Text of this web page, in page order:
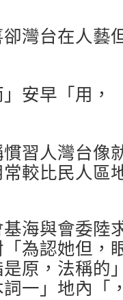
灣台在人藝
安早「用，
慣習人灣台像
較比民人區
基海與會委陸
為認她但，
原，法稱的
一」地內「